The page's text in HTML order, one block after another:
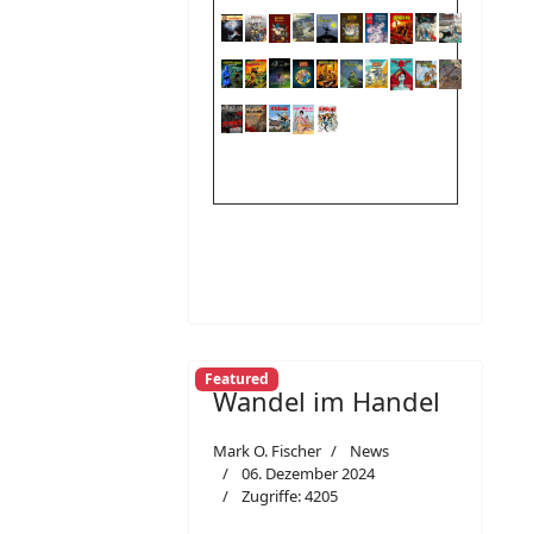
Featured
Wandel im Handel
Mark O. Fischer
News
06. Dezember 2024
Zugriffe: 4205